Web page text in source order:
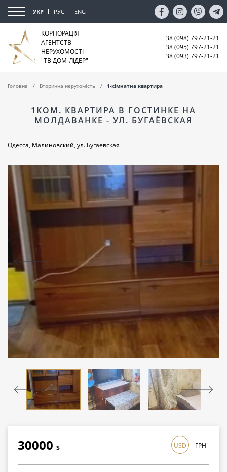
УКР РУС ENG
КОРПОРАЦІЯ
АГЕНТСТВ
НЕРУХОМОСТІ
"ТВ ДОМ-ЛІДЕР"
+38 (098) 797-21-21
+38 (095) 797-21-21
+38 (093) 797-21-21
Головна Вторинна нерухомість 1-кімнатна квартира
1КОМ. КВАРТИРА В ГОСТИНКЕ НА
МОЛДАВАНКЕ - УЛ. БУГАЁВСКАЯ
Одесса, Малиновский, ул. Бугаевская
30000 $
870000грн
USD ГРН